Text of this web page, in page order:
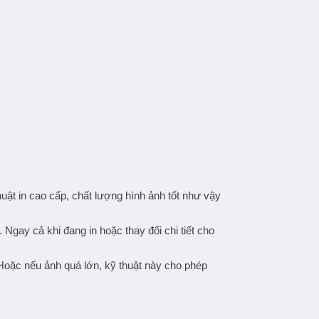
in cao cấp, chất lượng hình ảnh tốt như vậy
cả khi đang in hoặc thay đổi chi tiết cho
nếu ảnh quá lớn, kỹ thuật này cho phép